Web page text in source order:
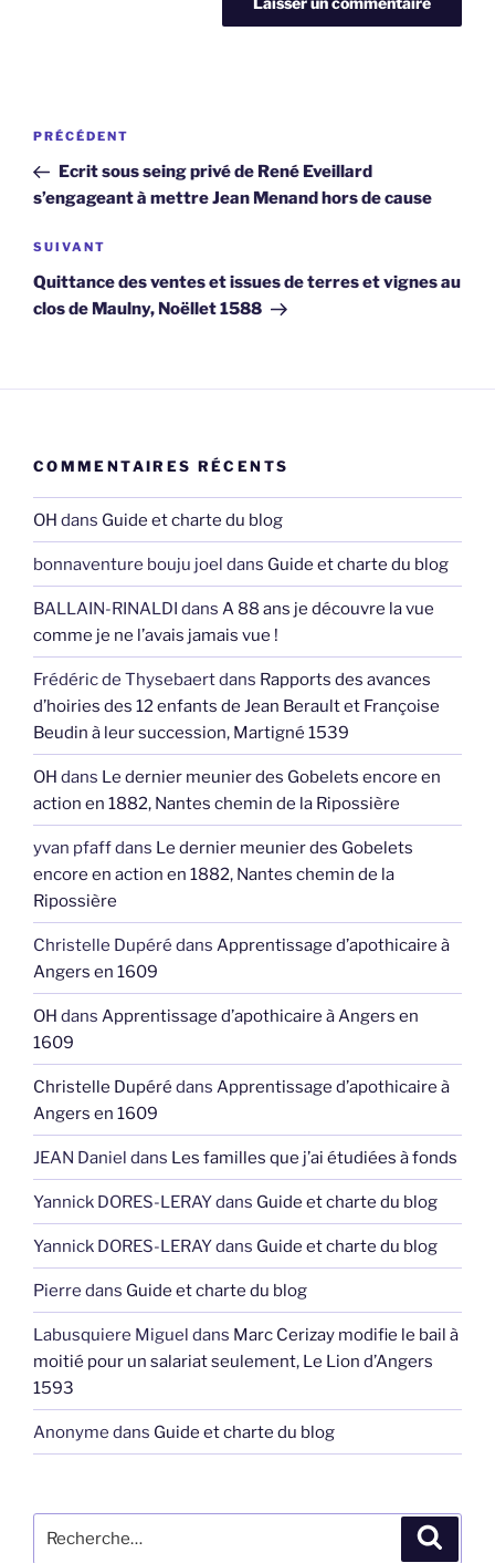
Navigation
l’article
Article
précédent
PRÉCÉDENT
Ecrit sous seing privé de René Eveillard
s’engageant à mettre Jean Menand hors de cause
Article
suivant
SUIVANT
Quittance des ventes et issues de terres et vignes au
clos de Maulny, Noëllet 1588
COMMENTAIRES RÉCENTS
OH dans Guide et charte du blog
bonnaventure bouju joel dans Guide et charte du blog
BALLAIN-RINALDI dans A 88 ans je découvre la vue
comme je ne l’avais jamais vue !
Frédéric de Thysebaertdans Rapports des avances
d’hoiries des 12 enfants de Jean Berault et Françoise
Beudin à leur succession, Martigné 1539
OH dans Le dernier meunier des Gobelets encore en
action en 1882, Nantes chemin de la Ripossière
yvan pfaffdans Le dernier meunier des Gobelets
encore en action en 1882, Nantes chemin de la
Ripossière
Christelle Dupéré dans Apprentissage d’apothicaire à
Angers en 1609
OH dans Apprentissage d’apothicaire à Angers en
1609
Christelle Dupéré dans Apprentissage d’apothicaire à
Angers en 1609
JEAN Daniel dans Les familles que j’ai étudiées à fonds
Yannick DORES-LERAYdans Guide et charte du blog
Yannick DORES-LERAYdans Guide et charte du blog
Pierre dans Guide et charte du blog
Labusquiere Miguel dans Marc Cerizay modifie le bail à
moitié pour un salariat seulement, Le Lion d’Angers
1593
Anonyme dans Guide et charte du blog
pour